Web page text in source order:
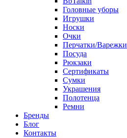
Головные уборы
Игрушки
Носки
Очки
Перчатки/Варежки
Посуда
Рюкзаки
Сертификаты
Сумки
Украшения
Полотенца
Ремни
Бренды
Блог
Контакты